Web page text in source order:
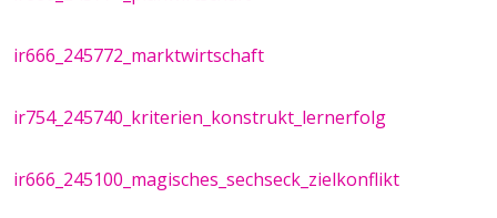
ir666_245772_marktwirtschaft
ir754_245740_kriterien_konstrukt_lernerfolg
ir666_245100_magisches_sechseck_zielkonflikt